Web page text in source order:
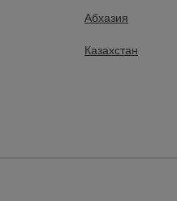
Абхазия
Казахстан